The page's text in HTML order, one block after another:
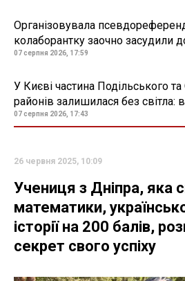
Організовувала
колаборантку заочно засудили
07 серпня 2026, 17:59
У Києві частина Подільського
районів залишилася без світла:
07 серпня 2026, 17:43
26 червня 2025, 10:09
Учениця з Дніпра, яка
математики,
історії на 200 балів,
секрет свого успіху